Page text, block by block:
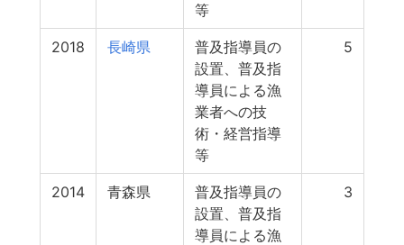
等
2018 長崎県
普及指導員の
設置、普及指
導員による漁
業者への技
術・経営指導
等
5
2014 青森県
普及指導員の
設置、普及指
導員による漁
3